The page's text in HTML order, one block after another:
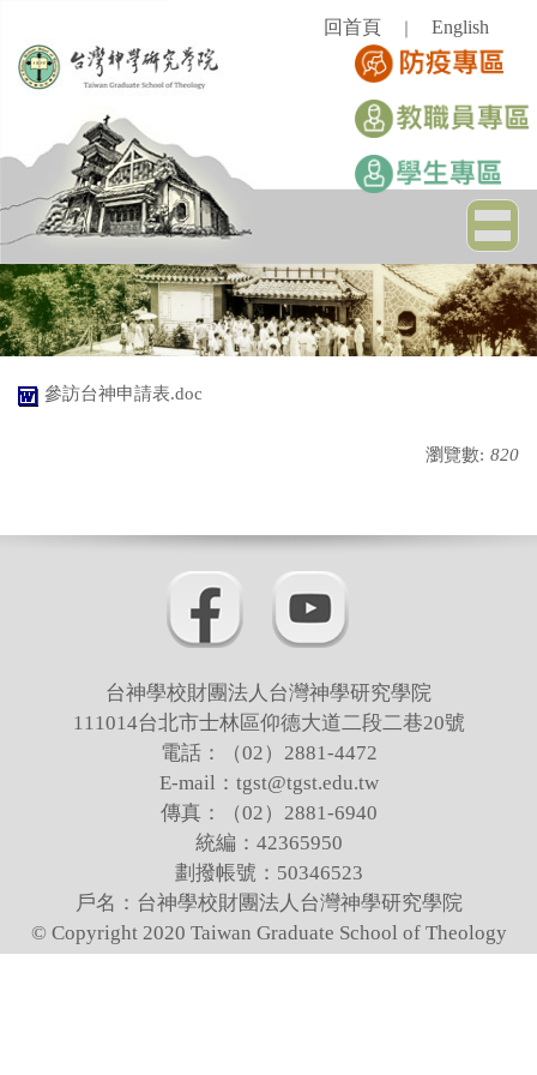
主
區
回首頁 English
參訪台神申請表.doc
瀏覽數: 820
台神學校財團法人台灣神學研究學院
111014台北市士林區仰德大道二段二巷20號
電話：（02）2881-4472
E-mail：tgst@tgst.edu.tw
傳真：（02）2881-6940
統編：42365950
劃撥帳號：50346523
戶名：台神學校財團法人台灣神學研究學院
© Copyright 2020 Taiwan Graduate School of Theology